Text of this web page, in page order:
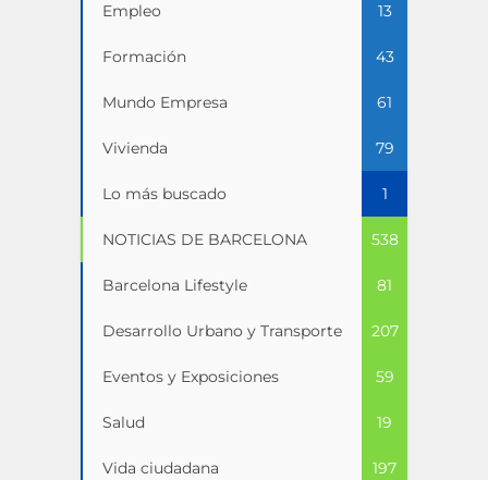
Empleo 13
Formación 43
Mundo Empresa 61
Vivienda 79
Lo más buscado 1
NOTICIAS DE BARCELONA 538
Barcelona Lifestyle 81
Desarrollo Urbano y Transporte 207
Eventos y Exposiciones 59
Salud 19
Vida ciudadana 197